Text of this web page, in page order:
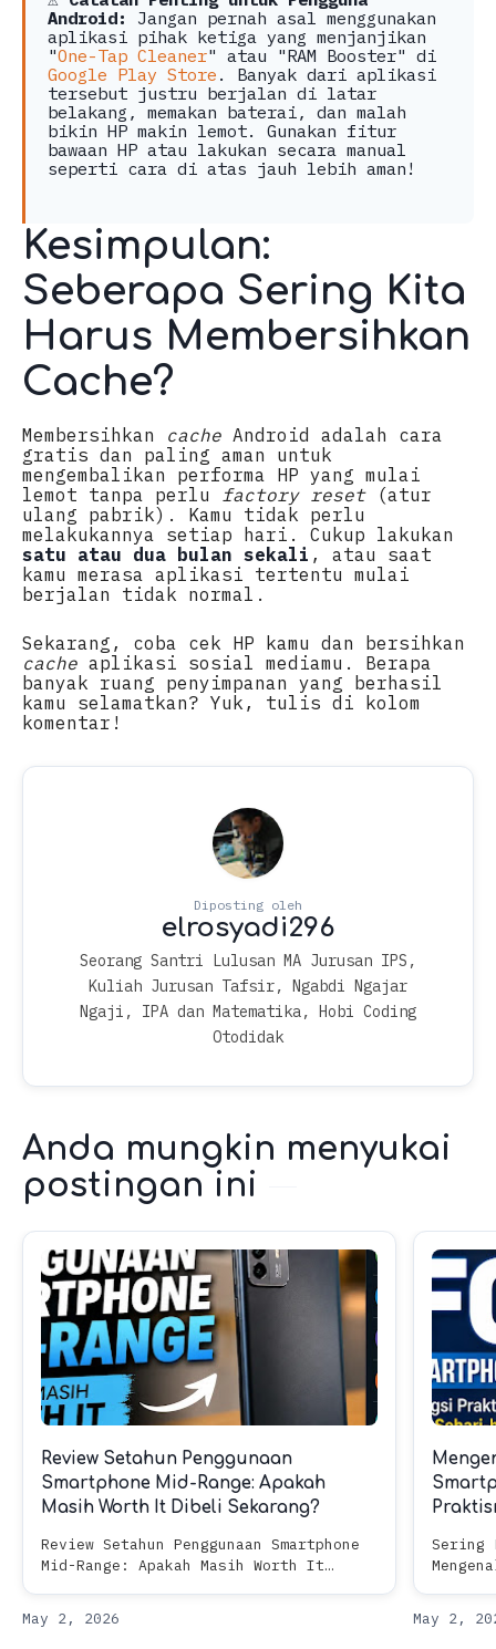
Android:
Jangan pernah asal menggunakan
aplikasi pihak ketiga yang menjanjikan
"One-Tap Cleaner" atau "RAM Booster" di
Google Play Store . Banyak dari aplikasi
tersebut justru berjalan di latar
belakang, memakan baterai, dan malah
bikin HP makin lemot. Gunakan fitur
bawaan HP atau lakukan secara manual
seperti cara di atas jauh lebih aman!
Kesimpulan:
Seberapa Sering Kita
Harus Membersihkan
Cache?
Membersihkan cache Android adalah cara
gratis dan paling aman untuk
mengembalikan performa HP yang mulai
lemot tanpa perlu factory reset(atur
ulang pabrik). Kamu tidak perlu
melakukannya setiap hari. Cukup lakukan
satu atau dua bulan sekali , atau saat
kamu merasa aplikasi tertentu mulai
berjalan tidak normal.
Sekarang, coba cek HP kamu dan bersihkan
cache aplikasi sosial mediamu. Berapa
banyak ruang penyimpanan yang berhasil
kamu selamatkan? Yuk, tulis di kolom
komentar!
Seorang Santri Lulusan MA Jurusan IPS,
Kuliah Jurusan Tafsir, Ngabdi Ngajar
Ngaji, IPA dan Matematika, Hobi Coding
Otodidak
Anda mungkin menyukai
postingan ini
Review Setahun Penggunaan
Smartphone Mid-Range: Apakah
Masih Worth It Dibeli Sekarang?
Review Setahun Penggunaan Smartphone
Mid-Range: Apakah Masih Worth It
kepuasan setelah satu tahun pemakaian?
Sering
ingin